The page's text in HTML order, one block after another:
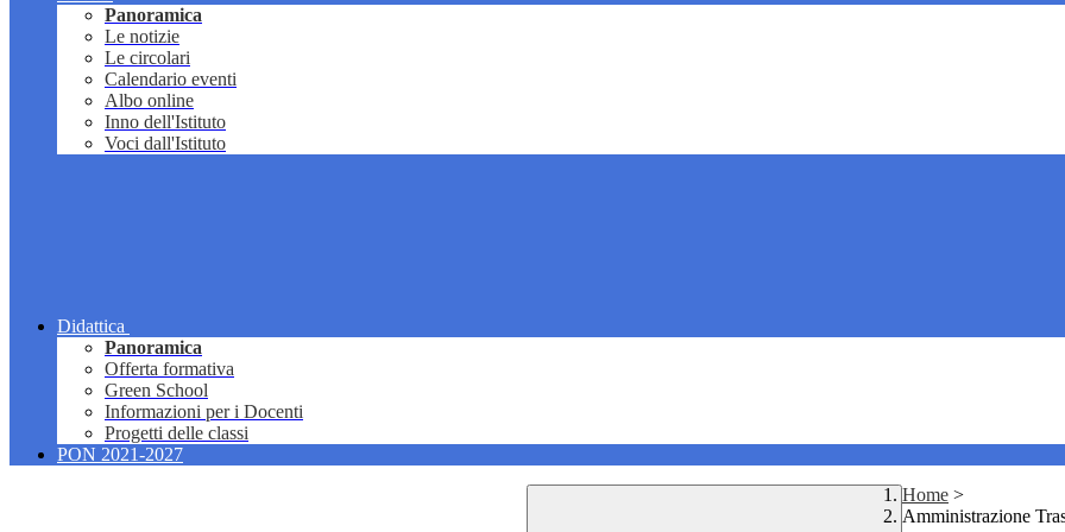
Panoramica
Le notizie
Le circolari
Calendario eventi
Albo online
Inno dell'Istituto
Voci dall'Istituto
Didattica
Panoramica
Offerta formativa
Green School
Informazioni per i Docenti
Progetti delle classi
PON 2021-2027
Home >
Amministrazione